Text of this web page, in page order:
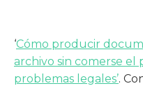
‘Cómo producir
archivo sin comerse
problemas legales’.